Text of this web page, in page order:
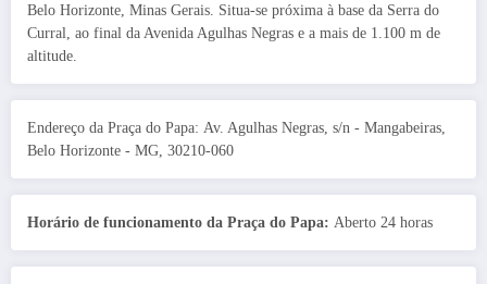
Belo Horizonte, Minas Gerais. Situa-se próxima à base da Serra do
Curral, ao final da Avenida Agulhas Negras e a mais de 1.100 m de
altitude.
Endereço da Praça do Papa: Av. Agulhas Negras, s/n - Mangabeiras,
Belo Horizonte - MG, 30210-060
Horário de funcionamento da Praça do Papa: Aberto 24 horas